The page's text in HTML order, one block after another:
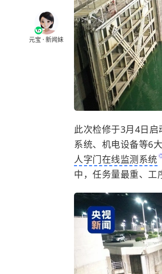
元宝 · 新闻妹
此次检修于3月4日
系统、机电设备等6
人字门在线监测系统
中，任务量最重、工